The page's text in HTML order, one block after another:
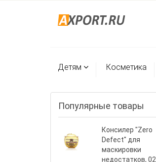
Детям Косметика
Популярные товары
Консилер "Zero
Defect" для
маскировки
недостатков, 02